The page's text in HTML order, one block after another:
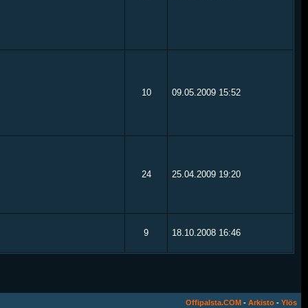
10 09.05.2009 15:52
24 25.04.2009 19:20
9 18.10.2008 16:46
Offipalsta.COM - Arkisto - Ylös